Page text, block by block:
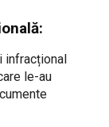
infracțional
le-au